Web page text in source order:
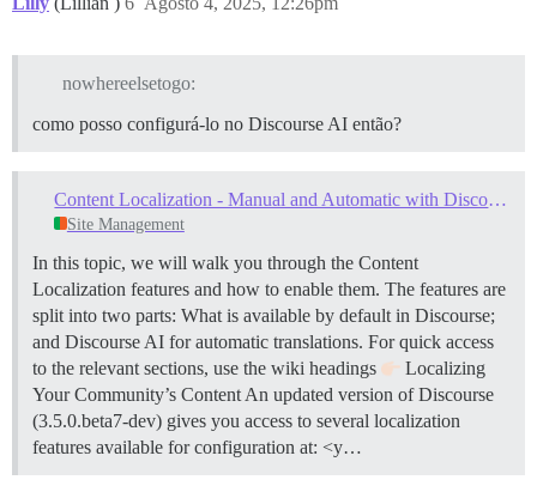
nowhereelsetogo:
como posso configurá-lo no Discourse AI então?
Content Localization - Manual and Automatic with Discourse AI
Site Management
In this topic, we will walk you through the Content
Localization features and how to enable them. The features are
split into two parts: What is available by default in Discourse;
and Discourse AI for automatic translations. For quick access
to the relevant sections, use the wiki headings
Localizing
Your Community’s Content An updated version of Discourse
(3.5.0.beta7-dev) gives you access to several localization
features available for configuration at: <y…